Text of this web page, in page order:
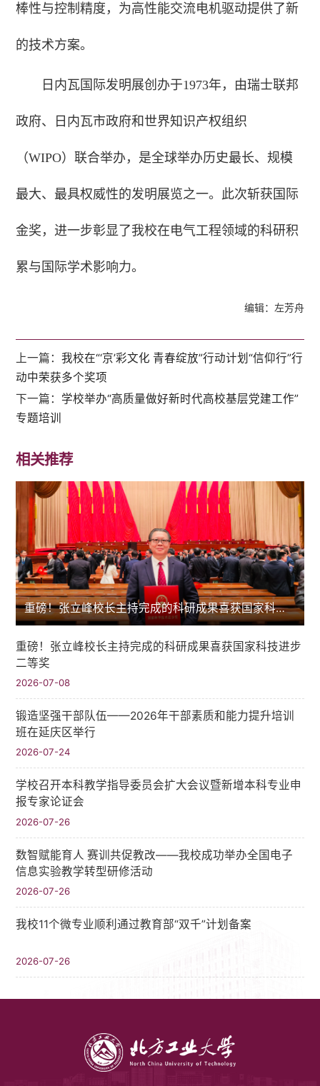
棒性与控制精度，为高性能交流电机驱动提供了新
的技术方案。
日内瓦国际发明展创办于1973年，由瑞士联邦
政府、日内瓦市政府和世界知识产权组织
（WIPO）联合举办，是全球举办历史最长、规模
最大、最具权威性的发明展览之一。此次斩获国际
金奖，进一步彰显了我校在电气工程领域的科研积
累与国际学术影响力。
编辑：左芳舟
上一篇：我校在“‘京’彩文化 青春绽放”行动计划“信仰行”行
动中荣获多个奖项
下一篇： 学校举办“高质量做好新时代高校基层党建工作”
专题培训
相关推荐
重磅！张立峰校长主持完成的科研成果喜获国家科技进步二等奖
重磅！张立峰校长主持完成的科研成果喜获国家科技进步
二等奖
2026-07-08
锻造坚强干部队伍——2026年干部素质和能力提升培训
班在延庆区举行
2026-07-24
学校召开本科教学指导委员会扩大会议暨新增本科专业申
报专家论证会
2026-07-26
数智赋能育人 赛训共促教改——我校成功举办全国电子
信息实验教学转型研修活动
2026-07-26
我校11个微专业顺利通过教育部“双千”计划备案
2026-07-26